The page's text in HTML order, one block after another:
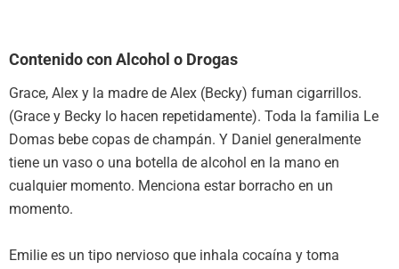
Contenido con Alcohol o Drogas
Grace, Alex y la madre de Alex (Becky) fuman cigarrillos.
(Grace y Becky lo hacen repetidamente). Toda la familia Le
Domas bebe copas de champán. Y Daniel generalmente
tiene un vaso o una botella de alcohol en la mano en
cualquier momento. Menciona estar borracho en un
momento.
Emilie es un tipo nervioso que inhala cocaína y toma